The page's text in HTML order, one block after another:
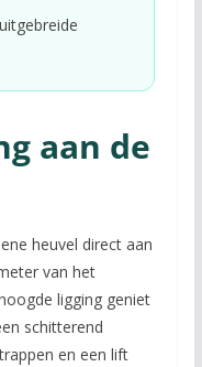
aan de
heuvel direct aan
van het
ligging geniet
schitterend
en een lift